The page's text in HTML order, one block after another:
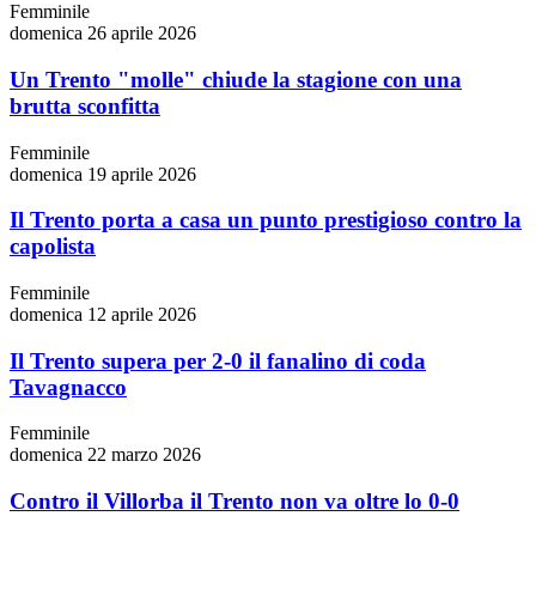
Femminile
domenica 26 aprile 2026
Un Trento "molle" chiude la stagione con una
brutta sconfitta
Femminile
domenica 19 aprile 2026
Il Trento porta a casa un punto prestigioso contro la
capolista
Femminile
domenica 12 aprile 2026
Il Trento supera per 2-0 il fanalino di coda
Tavagnacco
Femminile
domenica 22 marzo 2026
Contro il Villorba il Trento non va oltre lo 0-0